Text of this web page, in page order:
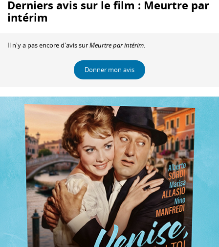
Derniers avis sur le film : Meurtre par
intérim
Il n'y a pas encore d'avis surMeurtre par intérim.
Donner mon avis